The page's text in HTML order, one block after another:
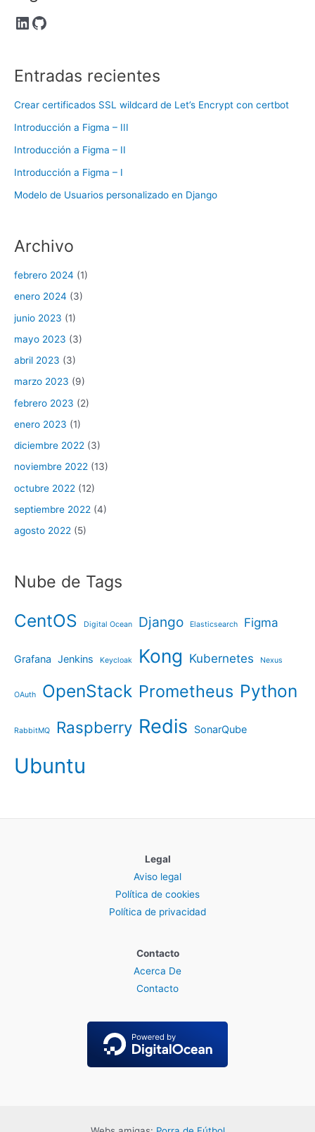
LinkedIn GitHub
Entradas recientes
Crear certificados SSL wildcard de Let’s Encrypt con certbot
Introducción a Figma – III
Introducción a Figma – II
Introducción a Figma – I
Modelo de Usuarios personalizado en Django
Archivo
febrero 2024 (1)
enero 2024 (3)
junio 2023 (1)
mayo 2023 (3)
abril 2023 (3)
marzo 2023 (9)
febrero 2023 (2)
enero 2023 (1)
diciembre 2022 (3)
noviembre 2022 (13)
octubre 2022 (12)
septiembre 2022 (4)
agosto 2022 (5)
Nube de Tags
CentOS Digital Ocean Django Elasticsearch Figma
Grafana Jenkins Keycloak Kong Kubernetes Nexus
OAuth OpenStack Prometheus Python
RabbitMQ Raspberry Redis SonarQube
Ubuntu
Legal
Aviso legal
Política de cookies
Política de privacidad
Contacto
Acerca De
Contacto